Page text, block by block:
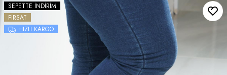
SEPETTE İNDIRIM
FIRSAT
HIZLI KARGO